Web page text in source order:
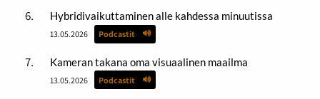
Hybridivaikuttaminen alle kahdessa minuutissa
13.05.2026 Podcastit
Kameran takana oma visuaalinen maailma
13.05.2026 Podcastit